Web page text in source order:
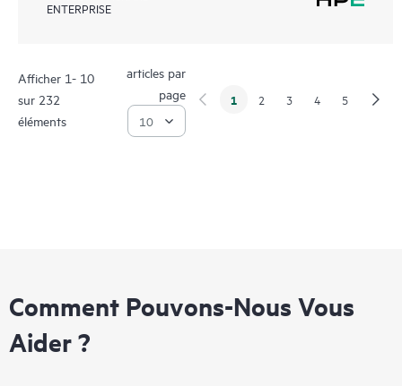
ENTERPRISE
Afficher 1- 10
sur 232
éléments
articles par
page
1 2 3 4 5
Comment Pouvons-Nous Vous
Aider ?